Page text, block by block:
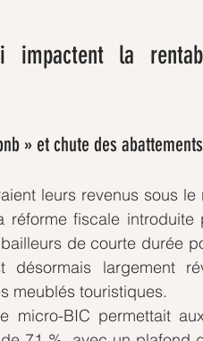
la
» et chute des abattements
leurs revenus sous
réforme fiscale
de courte durée
désormais largement
meublés touristiques.
micro-BIC permettait